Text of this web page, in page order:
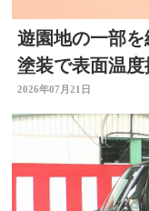
遊園地の一部
塗装で表面温
PRで集客図る
2026年07月21日